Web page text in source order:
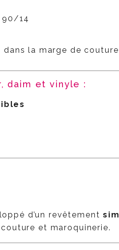
90/14
la marge de
daim et vinyle :
d’un revêtement
et maroquinerie.